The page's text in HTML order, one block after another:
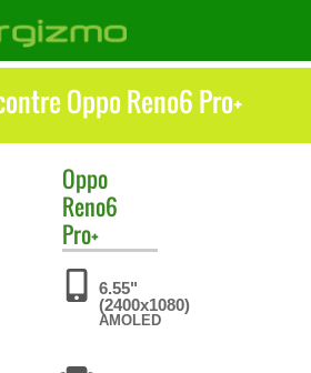
Oppo Reno6 Pro+
Oppo
Reno6
Pro+
6.55"
(2400x1080)
AMOLED